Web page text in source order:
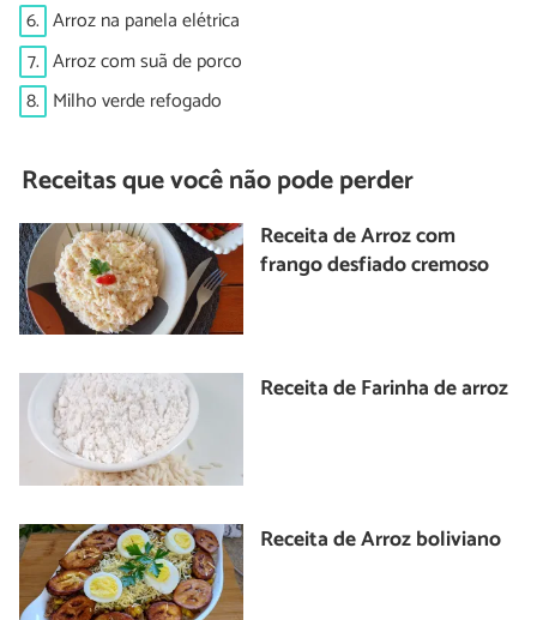
6. Arroz na panela elétrica
7. Arroz com suã de porco
8. Milho verde refogado
Receitas que você não pode perder
Receita de Arroz com
frango desfiado cremoso
Receita de Farinha de arroz
Receita de Arroz boliviano